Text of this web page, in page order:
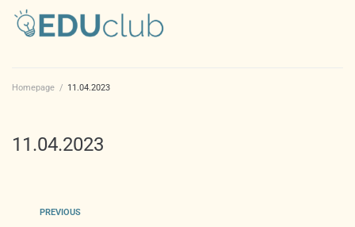
Homepage / 11.04.2023
11.04.2023
PREVIOUS